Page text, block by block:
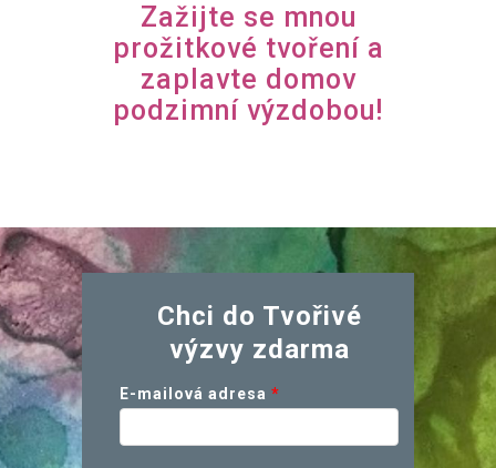
Zažijte se mnou
prožitkové tvoření a
zaplavte domov
podzimní výzdobou!
Chci do Tvořivé
výzvy zdarma
E-mailová adresa